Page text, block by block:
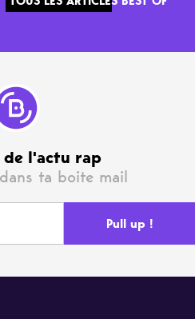
de l'actu rap
ta boite mail